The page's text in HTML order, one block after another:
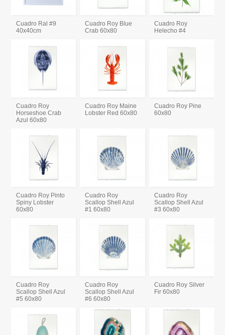
Cuadro Ral #9
40x40cm
Cuadro Roy Blue
Crab 60x80
Cuadro Roy
Helecho #4
Cuadro Roy
Horseshoe Crab
Azul 60x80
Cuadro Roy Maine
Lobster Red 60x80
Cuadro Roy Pine
60x80
Cuadro Roy Pinto
Spiny Lobster
60x80
Cuadro Roy
Scallop Shell Azul
#1 60x80
Cuadro Roy
Scallop Shell Azul
#3 60x80
Cuadro Roy
Scallop Shell Azul
#5 60x80
Cuadro Roy
Scallop Shell Azul
#6 60x80
Cuadro Roy Silver
Fir 60x80